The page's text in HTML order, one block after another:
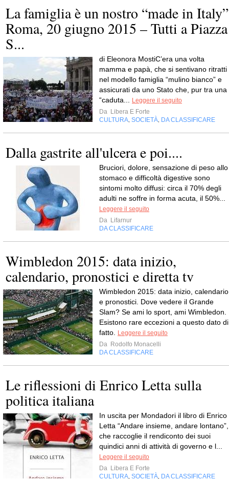
La famiglia è un nostro “made in
Roma, 20 giugno 2015 – Tutti a Piazza
S...
di Eleonora MostiC’era una volta
mamma e papà, che si sentivano ritratti
nel modello famiglia “mulino bianco” e
assicurati da uno Stato che, pur tra una
“caduta... Leggere il seguito
Da Libera E Forte
CULTURA, SOCIETÀ, DA CLASSIFICARE
Dalla gastrite all'ulcera e poi....
Bruciori, dolore, sensazione di peso allo
stomaco e difficoltà digestive sono
sintomi molto diffusi: circa il 70% degli
adulti ne soffre in forma acuta, il 50%...
Leggere il seguito
Da Lifarnur
DA CLASSIFICARE
Wimbledon 2015: data inizio,
calendario, pronostici e diretta tv
Wimbledon 2015: data inizio, calendario
e pronostici. Dove vedere il Grande
Slam? Se ami lo sport, ami Wimbledon.
Esistono rare eccezioni a questo dato di
fatto. Leggere il seguito
Da Rodolfo Monacelli
DA CLASSIFICARE
Le riflessioni di Enrico Letta sulla
politica italiana
In uscita per Mondadori il libro di Enrico
Letta “Andare insieme, andare lontano”,
che raccoglie il rendiconto dei suoi
quindici anni di attività di governo e l...
Leggere il seguito
Da Libera E Forte
CULTURA, SOCIETÀ, DA CLASSIFICARE